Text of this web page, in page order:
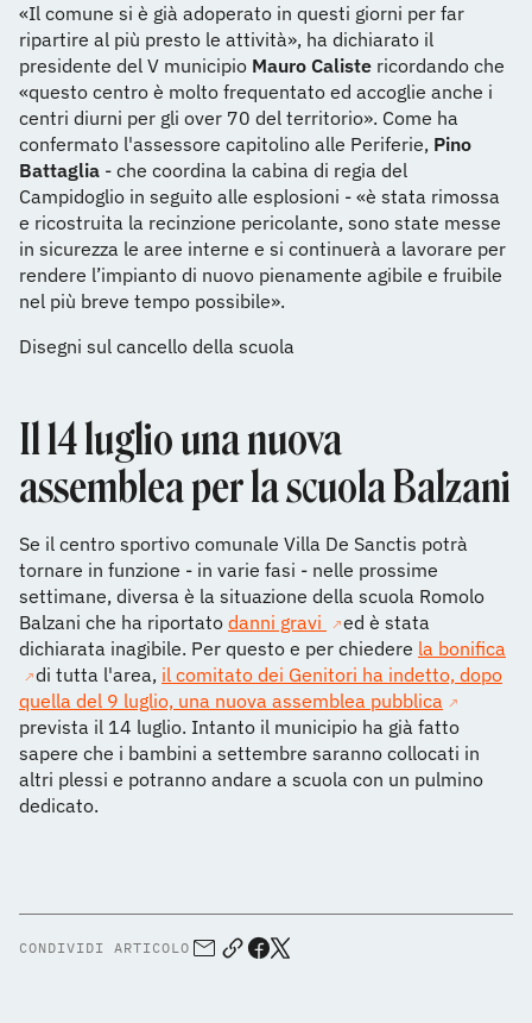
«Il comune si è già adoperato in questi giorni per far
ripartire al più presto le attività», ha dichiarato il
presidente del V municipio Mauro Caliste ricordando che
«questo centro è molto frequentato ed accoglie anche i
centri diurni per gli over 70 del territorio». Come ha
confermato l'assessore capitolino alle Periferie, Pino
Battaglia - che coordina la cabina di regia del
Campidoglio in seguito alle esplosioni - «è stata rimossa
e ricostruita la recinzione pericolante, sono state messe
in sicurezza le aree interne e si continuerà a lavorare per
rendere l’impianto di nuovo pienamente agibile e fruibile
nel più breve tempo possibile».
Disegni sul cancello della scuola
Il 14 luglio una nuova
assemblea per la scuola Balzani
Se il centro sportivo comunale Villa De Sanctis potrà
tornare in funzione - in varie fasi - nelle prossime
settimane, diversa è la situazione della scuola Romolo
Balzani che ha riportato danni gravi
ed è stata
dichiarata inagibile. Per questo e per chiedere la bonifica
di tutta l'area, il comitato dei Genitori ha indetto, dopo
quella del 9 luglio, una nuova assemblea pubblica
prevista il 14 luglio. Intanto il municipio ha già fatto
sapere che i bambini a settembre saranno collocati in
altri plessi e potranno andare a scuola con un pulmino
dedicato.
CONDIVIDI ARTICOLO